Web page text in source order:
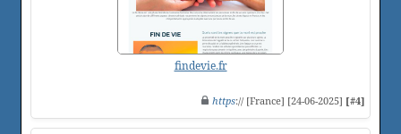
findevie.fr
https:// [France] [24-06-2025] [#4]